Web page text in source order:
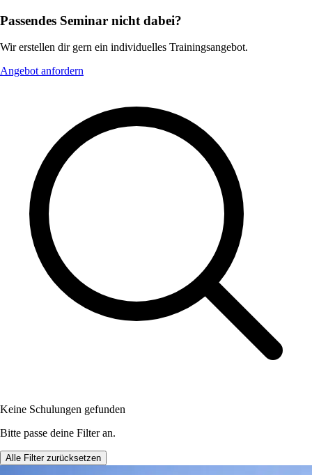
Passendes Seminar nicht dabei?
Wir erstellen dir gern ein individuelles Trainingsangebot.
Angebot anfordern
Keine Schulungen gefunden
Bitte passe deine Filter an.
Alle Filter zurücksetzen